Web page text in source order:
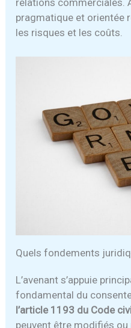
relations commerciales.
pragmatique et orientée
les risques et les coûts.
Quels fondements
L’avenant s’appuie
fondamental du
l’article 1193 du Code
peuvent être modifiés ou